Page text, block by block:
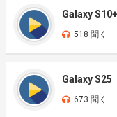
Galaxy S10+
518 聞く
Galaxy S25
673 聞く